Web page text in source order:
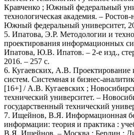
Кравченко ; Южный федеральный
технологическая академия. –
Южный федеральный университет,
5. Ипатова, Э.Р. Методологии и
проектирования информационных
Ипатова, Ю.В. Ипатов. – 2-е изд.,
2016. – 257 с.
6. Кугаевских, А.В.
систем. Системная и бизнес-
[16+] / А.В. Кугаевских ;
технический университет. –
государственный технический
7. Ищейнов, В.Я. Информационная
информации: теория и практика :
В.Я. Ищейнов. – Москва ; Берлин :